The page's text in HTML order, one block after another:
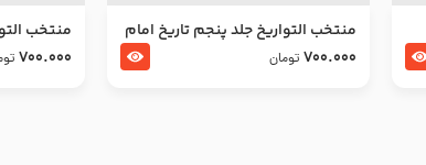
منتخب التواریخ جلد پنجم تاریخ امام
جعفر صادق و امام موسی بن جعفر
700.000 تومان
منتخب
زین
700.000